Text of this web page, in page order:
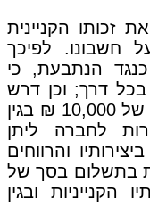
זכותו הקניינית
חשבונו. לפיכך
הנתבעת, כי
דרך; וכן דרש
לחייב את הנתבעת לשלם לו סך של 10,000 ₪ בגין
לחברה ליתן
והרווחים
בתשלום בסך של
הקנייניות ובגין